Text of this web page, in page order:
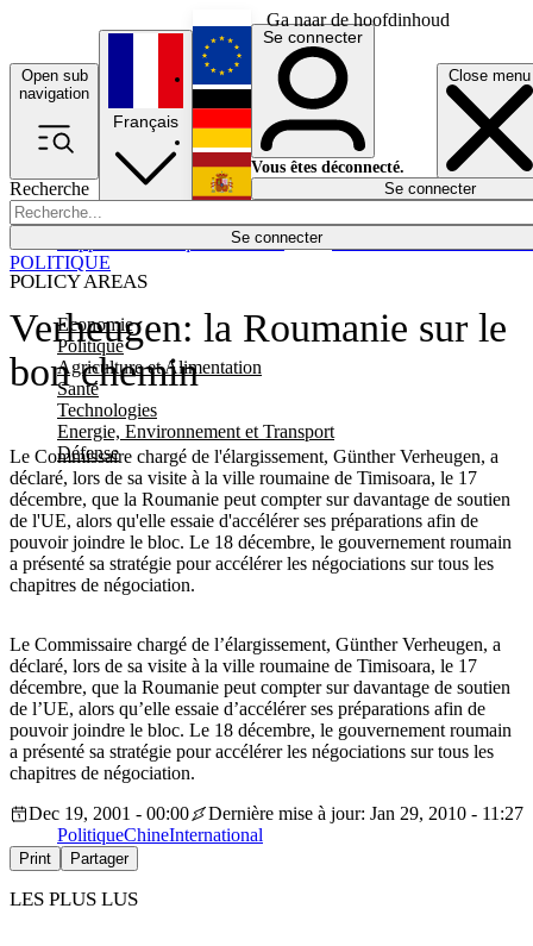
Ga naar de hoofdinhoud
Open sub
navigation
Close menu
Recherche
Se connecter
POLICY AREAS
Economie
Politique
Agriculture et Alimentation
Santé
Technologies
Energie, Environnement et Transport
Défense
Économie
Français
English
Deutsch
Español
Se connecter
Vous êtes déconnecté.
Se connecter
Verheugen: la Roumanie sur le
bon chemin
Le Commissaire chargé de l'élargissement, Günther Verheugen, a
déclaré, lors de sa visite à la ville roumaine de Timisoara, le 17
décembre, que la Roumanie peut compter sur davantage de soutien
de l'UE, alors qu'elle essaie d'accélérer ses préparations afin de
pouvoir joindre le bloc. Le 18 décembre, le gouvernement roumain
a présenté sa stratégie pour accélérer les négociations sur tous les
chapitres de négociation.
POLITIQUE
Le Commissaire chargé de l’élargissement, Günther Verheugen, a
déclaré, lors de sa visite à la ville roumaine de Timisoara, le 17
décembre, que la Roumanie peut compter sur davantage de soutien
de l’UE, alors qu’elle essaie d’accélérer ses préparations afin de
pouvoir joindre le bloc. Le 18 décembre, le gouvernement roumain
a présenté sa stratégie pour accélérer les négociations sur tous les
chapitres de négociation.
Dec 19, 2001 - 00:00
Dernière mise à jour: Jan 29, 2010 - 11:27
PolitiqueChineInternational
Print Partager
LES PLUS LUS